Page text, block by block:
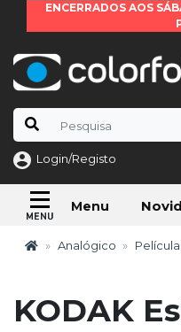
ENCERRADOS AOS
Login/Registo
Menu
Analógico
KODAK